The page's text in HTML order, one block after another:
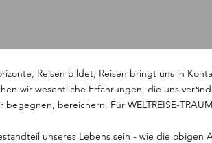
Reisen bildet, Reisen bringt uns in
wir wesentliche Erfahrungen, die uns
bereichern. Für WELTREISE-
unseres Lebens sein - wie die